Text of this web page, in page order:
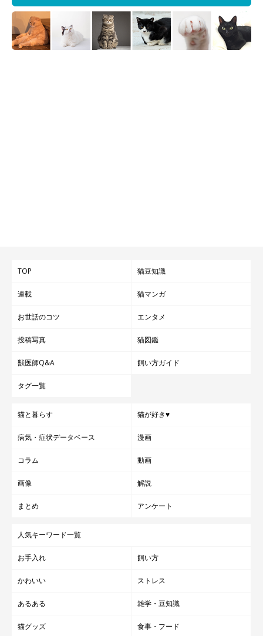
instagram：
TOP 猫豆知識
連載 猫マンガ
お世話のコツ エンタメ
投稿写真 猫図鑑
獣医師Q&A 飼い方ガイド
タグ一覧
猫と暮らす 猫が好き♥
病気・症状データベース 漫画
コラム 動画
画像 解説
まとめ アンケート
人気キーワード一覧
お手入れ 飼い方
かわいい ストレス
あるある 雑学・豆知識
猫グッズ 食事・フード